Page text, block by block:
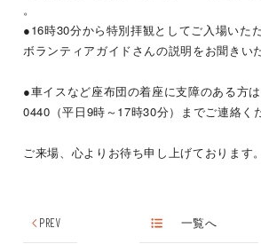
。
●16時30分から特別拝観としてご入場いただ
ボランティアガイドさんの説明をお聞きい
●車イスなど座布団の着座に支障のある方
0440（平日9時～17時30分）までご連絡く
ご来場、心よりお待ち申し上げております。
PREV 一覧へ